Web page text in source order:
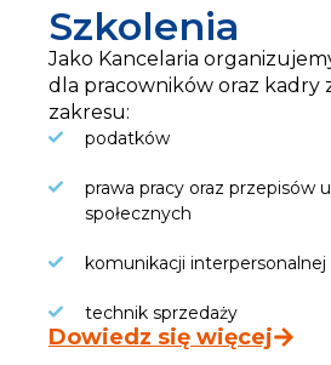
Szkolenia
Jako Kancelaria
dla pracowników oraz kadry
zakresu:
podatków
prawa pracy oraz przepisów
społecznych
komunikacji interpersonalnej
technik sprzedaży
Dowiedz się więcej